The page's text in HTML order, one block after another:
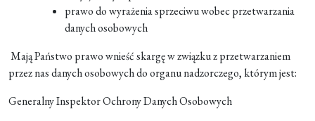
prawo do wyrażenia sprzeciwu wobec przetwarzania
danych osobowych
Mają Państwo prawo wnieść skargę w związku z przetwarzaniem
przez nas danych osobowych do organu nadzorczego, którym jest:
Generalny Inspektor Ochrony Danych Osobowych